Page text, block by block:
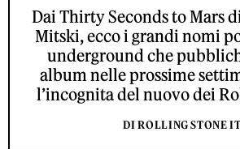
Dai Thirty Seconds to Mars
Mitski, ecco i grandi nomi
underground che
album nelle prossime
l’incognita del nuovo dei
DI ROLLING STONE IT